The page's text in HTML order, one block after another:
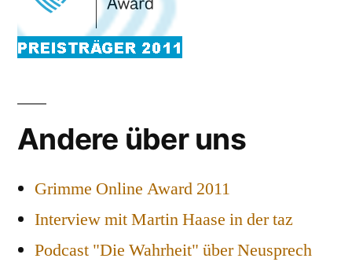
Andere über uns
Grimme Online Award 2011
Interview mit Martin Haase in der taz
Podcast "Die Wahrheit" über Neusprech